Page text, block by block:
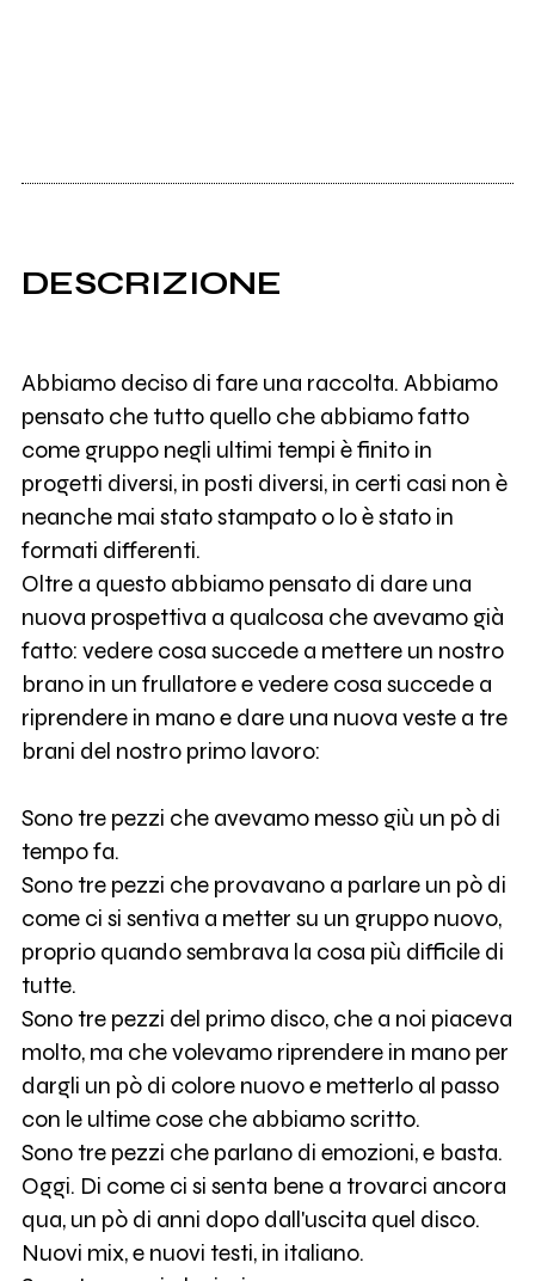
DESCRIZIONE
Abbiamo deciso di fare una raccolta. Abbiamo
pensato che tutto quello che abbiamo fatto
come gruppo negli ultimi tempi è finito in
progetti diversi, in posti diversi, in certi casi non è
neanche mai stato stampato o lo è stato in
formati differenti.
Oltre a questo abbiamo pensato di dare una
nuova prospettiva a qualcosa che avevamo già
fatto: vedere cosa succede a mettere un nostro
brano in un frullatore e vedere cosa succede a
riprendere in mano e dare una nuova veste a tre
brani del nostro primo lavoro:
Sono tre pezzi che avevamo messo giù un pò di
tempo fa.
Sono tre pezzi che provavano a parlare un pò di
come ci si sentiva a metter su un gruppo nuovo,
proprio quando sembrava la cosa più difficile di
tutte.
Sono tre pezzi del primo disco, che a noi piaceva
molto, ma che volevamo riprendere in mano per
dargli un pò di colore nuovo e metterlo al passo
con le ultime cose che abbiamo scritto.
Sono tre pezzi che parlano di emozioni, e basta.
Oggi. Di come ci si senta bene a trovarci ancora
qua, un pò di anni dopo dall'uscita quel disco.
Nuovi mix, e nuovi testi, in italiano.